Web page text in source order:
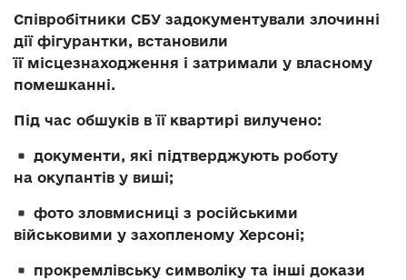
Співробітники СБУ задокументували злочинні
дії фігурантки, встановили
її місцезнаходження і затримали у власному
помешканні.
Під час обшуків в її квартирі вилучено:
документи, які підтверджують роботу
на окупантів у виші;
фото зловмисниці з російськими
військовими у захопленому Херсоні;
прокремлівську символіку та інші докази